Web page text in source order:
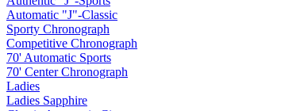
Automatic "J"-Classic
Sporty Chronograph
Competitive Chronograph
70' Automatic Sports
70' Center Chronograph
Ladies
Ladies Sapphire